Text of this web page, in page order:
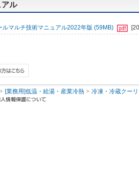
ル
ルマルチ技術マニュアル2022年版 (59MB)
[業務用]低温・給湯・産業冷熱 冷凍・冷蔵クー